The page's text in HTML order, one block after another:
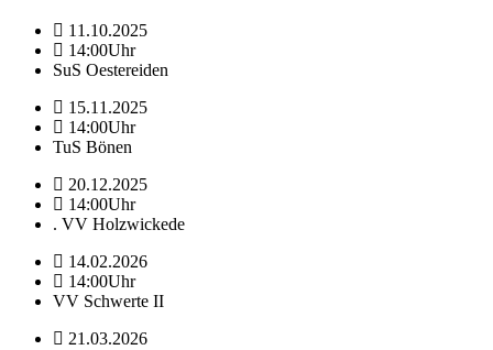
11.10.2025
14:00Uhr
SuS Oestereiden
15.11.2025
14:00Uhr
TuS Bönen
20.12.2025
14:00Uhr
. VV Holzwickede
14.02.2026
14:00Uhr
VV Schwerte II
21.03.2026